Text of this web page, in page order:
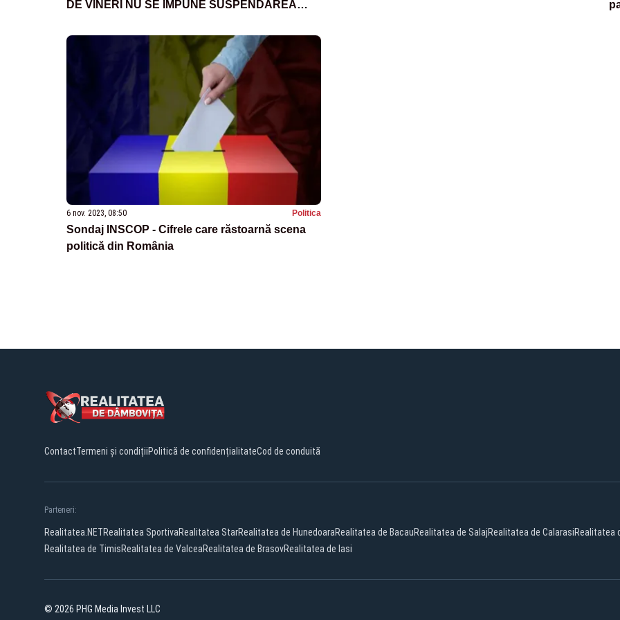
DE VINERI NU SE IMPUNE SUSPENDAREA
6 nov. 2023, 08:50 Politica
Sondaj INSCOP - Cifrele care răstoarnă scena
politică din România
ContactTermeni și condițiiPolitică de confidențialitateCod de conduită
Parteneri:
Realitatea.NETRealitatea SportivaRealitatea StarRealitatea de HunedoaraRealitatea de BacauRealitatea de SalajRealitatea de CalarasiRealitatea
Realitatea de TimisRealitatea de ValceaRealitatea de BrasovRealitatea de Iasi
© 2026 PHG Media Invest LLC